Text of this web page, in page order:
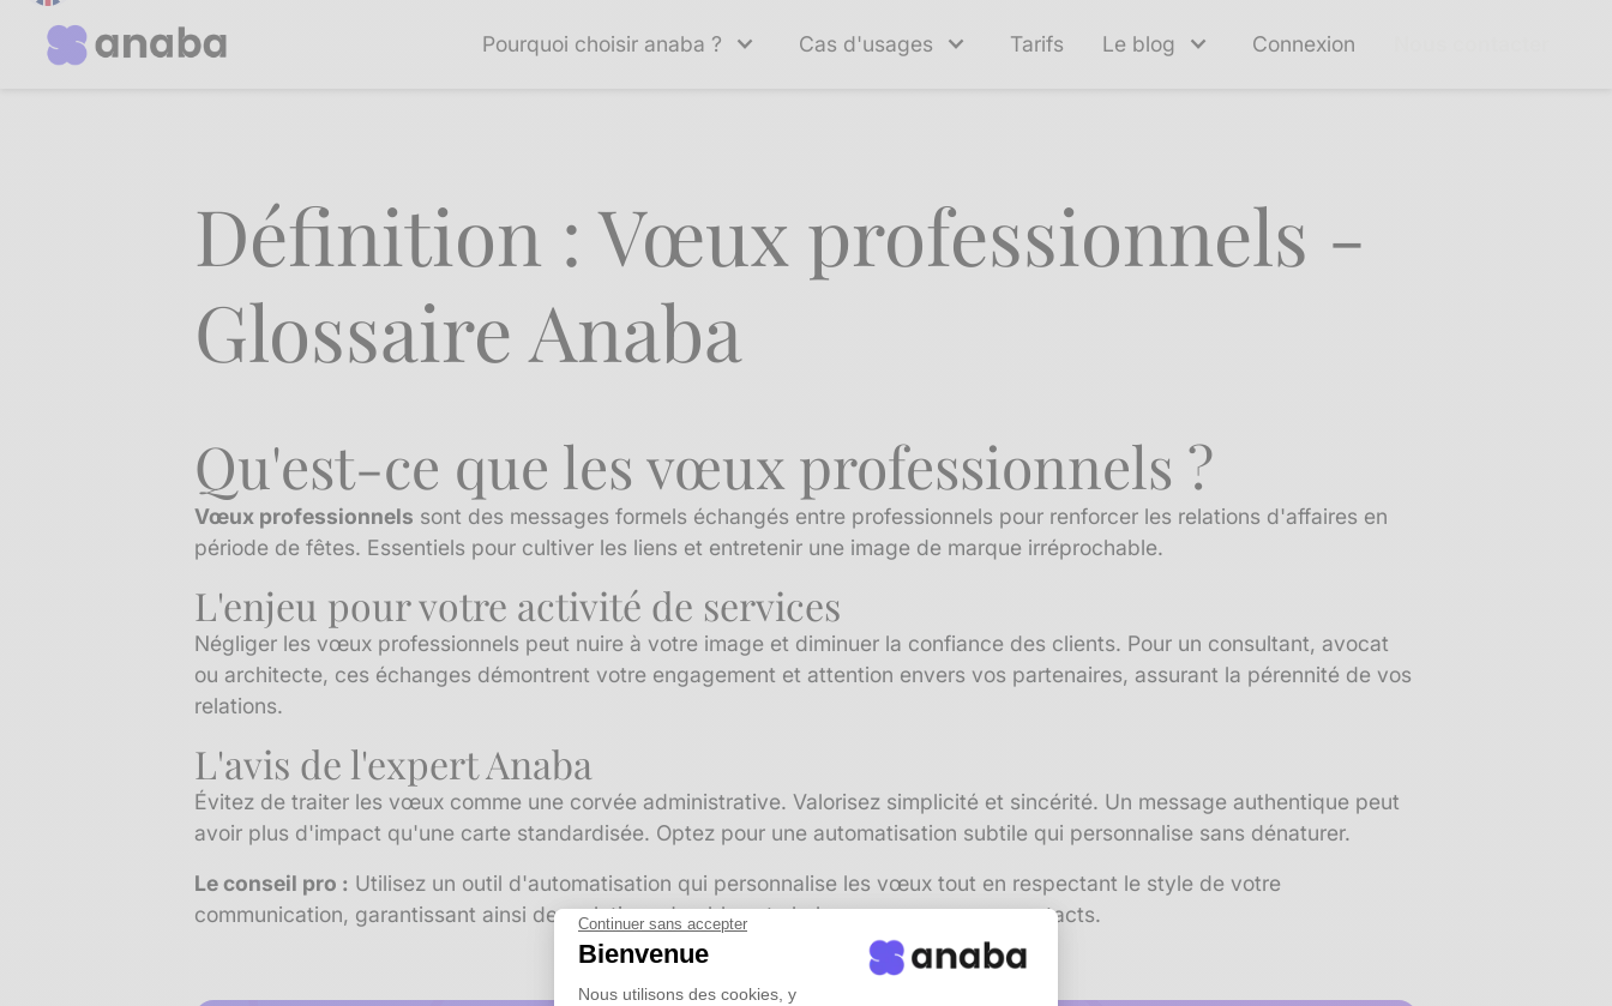
Continuer sans accepter
Bienvenue
Nous utilisons des cookies, y
Pourquoi choisir anaba ? Cas d'usages Tarifs Le blog Connexion
Définition : Vœux professionnels -
Glossaire Anaba
Qu'est-ce que les vœux professionnels ?
Vœux professionnels sont des messages formels échangés entre professionnels pour renforcer les relations d'affaires en
période de fêtes. Essentiels pour cultiver les liens et entretenir une image de marque irréprochable.
L'enjeu pour votre activité de services
Négliger les vœux professionnels peut nuire à votre image et diminuer la confiance des clients. Pour un consultant, avocat
ou architecte, ces échanges démontrent votre engagement et attention envers vos partenaires, assurant la pérennité de vos
relations.
L'avis de l'expert Anaba
Évitez de traiter les vœux comme une corvée administrative. Valorisez simplicité et sincérité. Un message authentique peut
avoir plus d'impact qu'une carte standardisée. Optez pour une automatisation subtile qui personnalise sans dénaturer.
Le conseil pro : Utilisez un outil d'automatisation qui personnalise les vœux tout en respectant le style de votre
communication, garantissant ainsi des relations durables et chaleureuses avec vos contacts.